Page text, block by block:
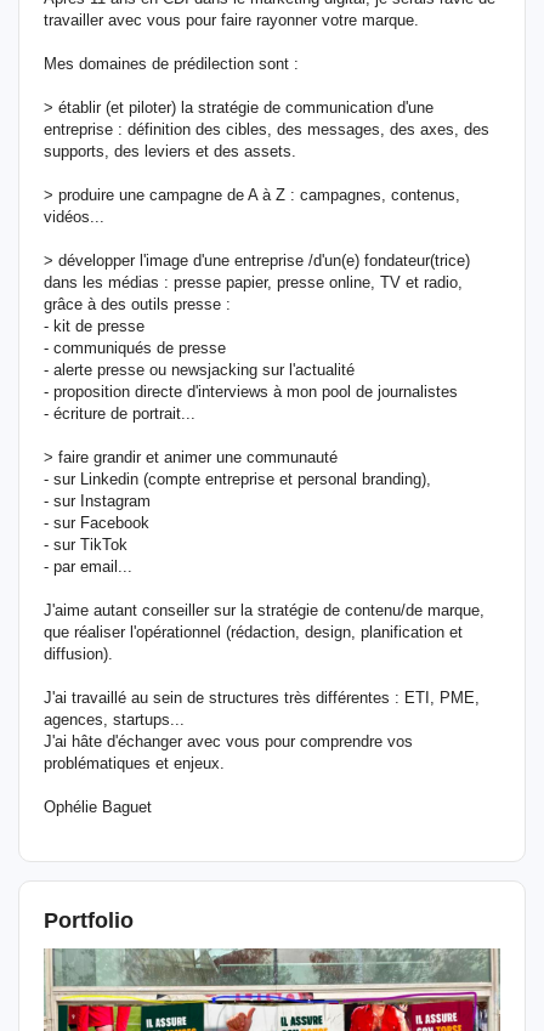
travailler avec vous pour faire rayonner votre marque.
Mes domaines de prédilection sont :
> établir (et piloter) la stratégie de communication d'une
entreprise : définition des cibles, des messages, des axes, des
supports, des leviers et des assets.
> produire une campagne de A à Z : campagnes, contenus,
vidéos...
> développer l'image d'une entreprise /d'un(e) fondateur(trice)
dans les médias : presse papier, presse online, TV et radio,
grâce à des outils presse :
- kit de presse
- communiqués de presse
- alerte presse ou newsjacking sur l'actualité
- proposition directe d'interviews à mon pool de journalistes
- écriture de portrait...
> faire grandir et animer une communauté
- sur Linkedin (compte entreprise et personal branding),
- sur Instagram
- sur Facebook
- sur TikTok
- par email...
J'aime autant conseiller sur la stratégie de contenu/de marque,
que réaliser l'opérationnel (rédaction, design, planification et
diffusion).
J'ai travaillé au sein de structures très différentes : ETI, PME,
agences, startups...
J'ai hâte d'échanger avec vous pour comprendre vos
problématiques et enjeux.
Ophélie Baguet
Portfolio